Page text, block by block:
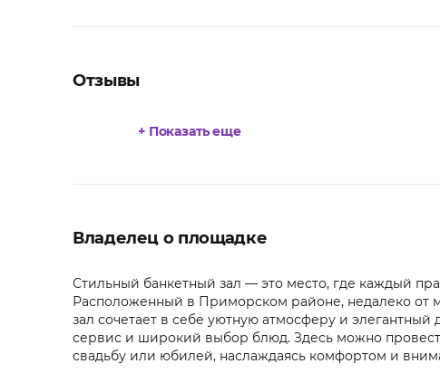
Отзывы
+ Показать еще
Владелец о площадке
Стильный банкетный зал — это место, где каждый
Расположенный в Приморском районе, недалеко от
зал сочетает в себе уютную атмосферу и
сервис и широкий выбор блюд. Здесь можно
свадьбу или юбилей, наслаждаясь комфортом и